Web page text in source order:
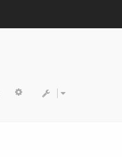
RechercherRecherche avancée